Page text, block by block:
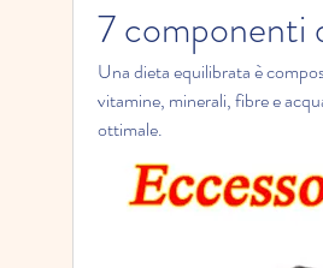
7 componenti
Una dieta equilibrata è
vitamine, minerali, fibre e
ottimale.